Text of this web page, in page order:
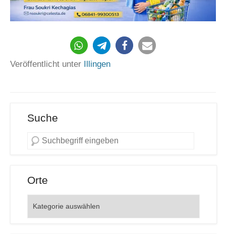
552
Veröffentlicht unter Illingen
Suche
Orte